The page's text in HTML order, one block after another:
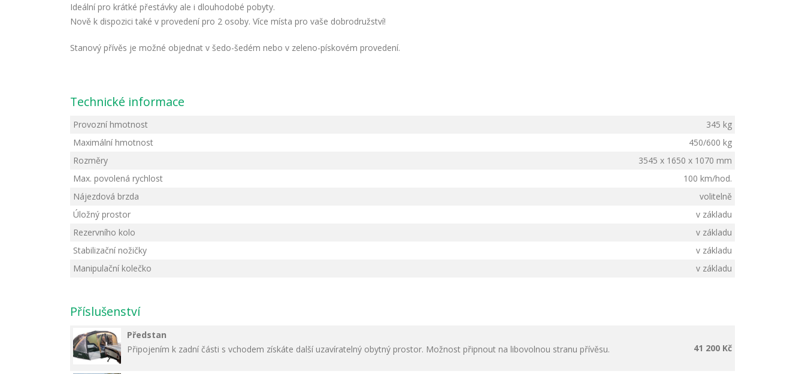
Ideální pro krátké přestávky ale i dlouhodobé pobyty.
Nově k dispozici také v provedení pro 2 osoby. Více místa pro vaše dobrodružství!
Stanový přívěs je možné objednat v šedo-šedém nebo v zeleno-pískovém provedení.
Technické informace
Provozní hmotnost
345 kg
Maximální hmotnost
450/600 kg
Rozměry
3545 x 1650 x 1070 mm
Max. povolená rychlost
100 km/hod.
Nájezdová brzda
volitelně
Úložný prostor
v základu
Rezervního kolo
v základu
Stabilizační nožičky
v základu
Manipulační kolečko
v základu
Příslušenství
Předstan
Připojením k zadní části s vchodem získáte další uzavíratelný obytný prostor. Možnost připnout na libovolnou stranu přívěsu.
41 200 Kč